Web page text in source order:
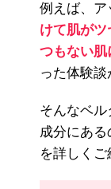
例えば、ア
けて肌がツ
つもない肌
った体験談
そんなベ
成分にあ
を詳しくご